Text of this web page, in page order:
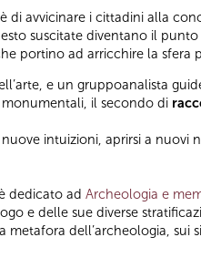
avvicinare i cittadini alla
suscitate diventano il
portino ad arricchire la sfera
e un gruppoanalista
il secondo di
intuizioni, aprirsi a
dedicato ad Archeologia e
e delle sue diverse
metafora dell’archeologia,